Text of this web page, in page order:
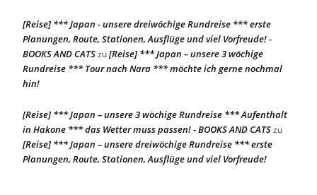
[Reise] *** Japan - unsere dreiwöchige Rundreise *** erste
Planungen, Route, Stationen, Ausflüge und viel Vorfreude! -
BOOKS AND CATSzu[Reise] *** Japan – unsere 3 wöchige
Rundreise *** Tour nach Nara *** möchte ich gerne nochmal
hin!
[Reise] *** Japan – unsere 3 wöchige Rundreise *** Aufenthalt
in Hakone *** das Wetter muss passen! - BOOKS AND CATSzu
[Reise] *** Japan – unsere dreiwöchige Rundreise *** erste
Planungen, Route, Stationen, Ausflüge und viel Vorfreude!